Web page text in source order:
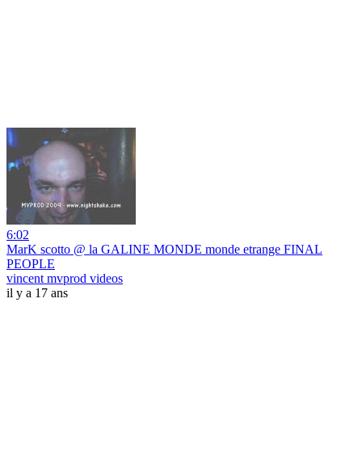
6:02
MarK scotto @ la GALINE MONDE monde etrange FINAL
PEOPLE
vincent mvprod videos
il y a 17 ans